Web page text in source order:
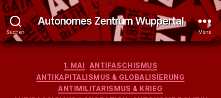
Suchen
Autonomes Zentrum Wuppertal
Menü
Kategorien
1. MAI
ANTIFASCHISMUS
ANTIKAPITALISMUS & GLOBALISIERUNG
ANTIMILITARISMUS & KRIEG